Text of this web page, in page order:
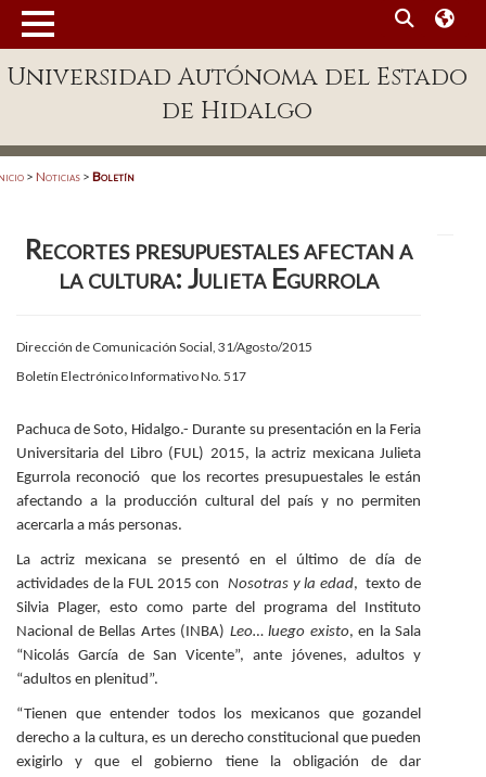
Enlaces
Patronato
Publicaciones en línea
Acreditación Internacional
Alumnado
Aspirantes
Alumni
Visitantes
Universidad Autónoma del Estado
de Hidalgo
> Noticias > Boletín
Recortes presupuestales afectan a
la cultura: Julieta Egurrola
Dirección de Comunicación Social, 31/Agosto/2015
Boletín Electrónico Informativo No. 517
Pachuca de Soto, Hidalgo.- Durante su presentación en la Feria
Universitaria del Libro (FUL) 2015, la actriz mexicana Julieta
Egurrola reconoció que los recortes presupuestales le están
afectando a la producción cultural del país y no permiten
acercarla a más personas.
La actriz mexicana se presentó en el último de día de
actividades de la FUL 2015 con Nosotras y la edad, texto de
Silvia Plager, esto como parte del programa del Instituto
Nacional de Bellas Artes (INBA) Leo… luego existo, en la Sala
“Nicolás García de San Vicente”, ante jóvenes, adultos y
“adultos en plenitud”.
“Tienen que entender todos los mexicanos que gozandel
derecho a la cultura, es un derecho constitucional que pueden
exigirlo y que el gobierno tiene la obligación de dar